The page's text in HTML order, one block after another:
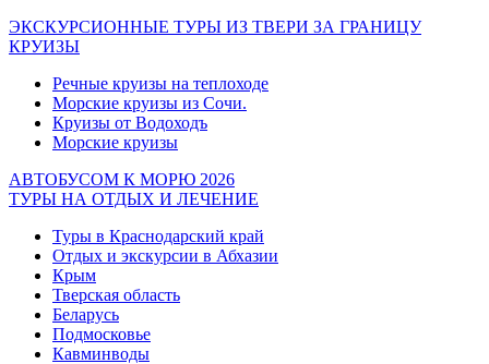
ЭКСКУРСИОННЫЕ ТУРЫ ИЗ ТВЕРИ ЗА ГРАНИЦУ
КРУИЗЫ
Речные круизы на теплоходе
Морские круизы из Сочи.
Круизы от Водоходъ
Морские круизы
АВТОБУСОМ К МОРЮ 2026
ТУРЫ НА ОТДЫХ И ЛЕЧЕНИЕ
Туры в Краснодарский край
Отдых и экскурсии в Абхазии
Крым
Тверская область
Беларусь
Подмосковье
Кавминводы